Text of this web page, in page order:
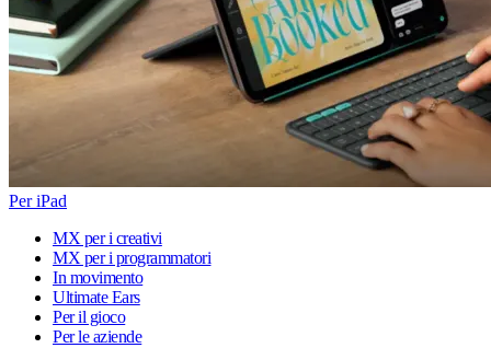
Per iPad
MX per i creativi
MX per i programmatori
In movimento
Ultimate Ears
Per il gioco
Per le aziende